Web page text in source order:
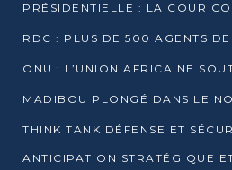
THINK TANK DÉFENSE ET
ANTICIPATION STRATÉGIQUE ET MOBILISATION CITOYENNE